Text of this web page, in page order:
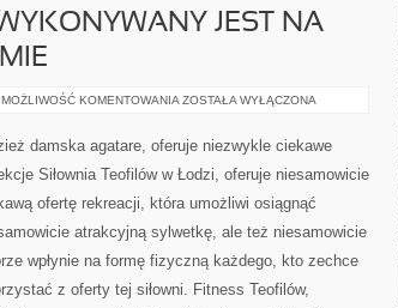
JEST NA
MOŻLIWOŚĆ KOMENTOWANIA SITODRUK
WYKONYWANY
JEST
NAJWYŻSZYM
ZOSTAŁA WYŁĄCZONA
damska agatare, oferuje niezwykle ciekawe
Siłownia Teofilów w Łodzi, oferuje niesamowicie
ofertę rekreacji, która umożliwi osiągnąć
atrakcyjną sylwetkę, ale też niesamowicie
wpłynie na formę fizyczną każdego, kto zechce
z oferty tej siłowni. Fitness Teofilów,